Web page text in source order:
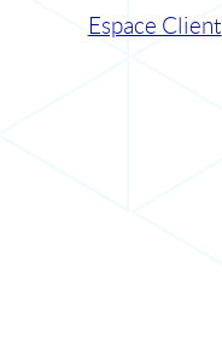
Espace Client